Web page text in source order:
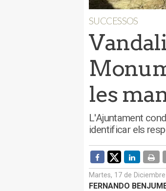
SUCCESSOS
les
L'Ajuntament
identificar els
Martes, 17 de
FERNANDO